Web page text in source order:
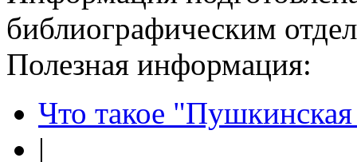
библиографическим
Полезная информация:
Что такое "Пушкинская
|